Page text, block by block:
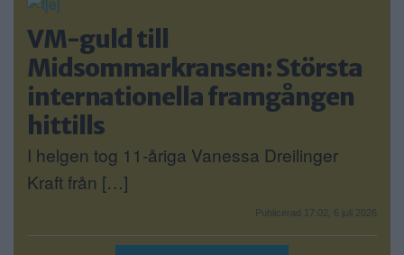
VM-guld till
Midsommarkransen: Största
internationella framgången
hittills
I helgen tog 11-åriga Vanessa Dreilinger
Kraft från […]
Publicerad 17:02, 6 juli 2026